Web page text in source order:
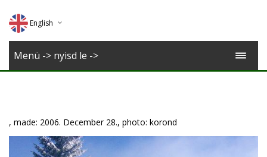
English
Deutsch
Menü -> nyisd le ->
, made: 2006. December 28., photo: korond